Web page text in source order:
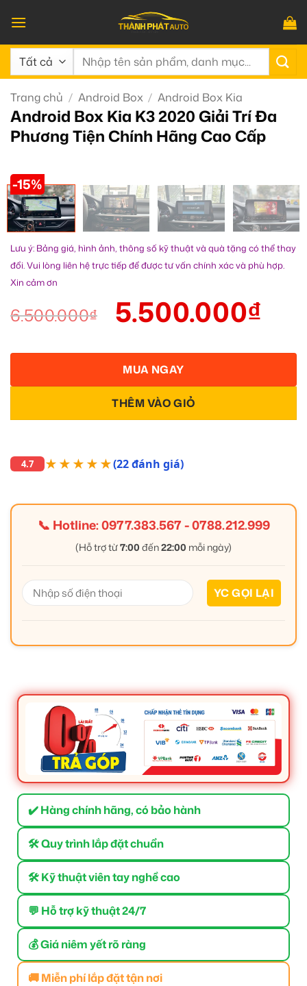
qua
nội
dung
Tìm
Trang chủ / Android Box / Android Box Kia
Android Box Kia K3 2020 Giải Trí Đa
Phương Tiện Chính Hãng Cao Cấp
-15%
Lưu ý: Bảng giá, hình ảnh, thông số kỹ thuật và quà tặng có thể thay
đổi. Vui lòng liên hệ trực tiếp để được tư vấn chính xác và phù hợp.
Xin cảm ơn
6.500.000₫ 5.500.000₫
THÊM VÀO GIỎ
MUA NGAY
4.7 ★★★★★(22 đánh giá)
📞 Hotline:0977.383.567-0788.212.999
(Hỗ trợ từ7:00 đến22:00 mỗi ngày)
✔️ Hàng chính hãng, có bảo hành
🛠 Quy trình lắp đặt chuẩn
🛠 Kỹ thuật viên tay nghề cao
💬 Hỗ trợ kỹ thuật 24/7
💰 Giá niêm yết rõ ràng
🚚 Miễn phí lắp đặt tận nơi